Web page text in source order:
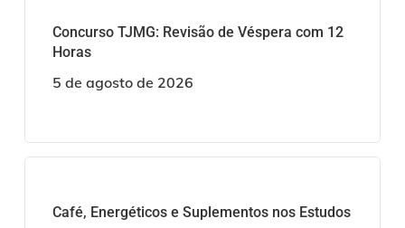
Concurso TJMG: Revisão de Véspera com 12
Horas
5 de agosto de 2026
Café, Energéticos e Suplementos nos Estudos